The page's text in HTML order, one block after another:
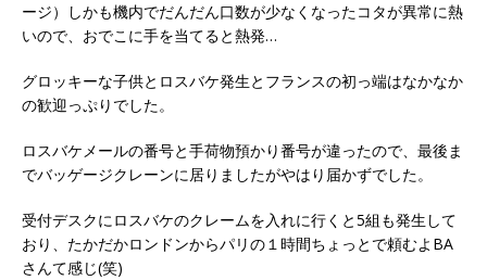
ージ）しかも機内でだんだん口数が少なくなったコタが異常に熱
いので、おでこに手を当てると熱発…
グロッキーな子供とロスバケ発生とフランスの初っ端はなかなか
の歓迎っぷりでした。
ロスバケメールの番号と手荷物預かり番号が違ったので、最後ま
でバッゲージクレーンに居りましたがやはり届かずでした。
受付デスクにロスバケのクレームを入れに行くと5組も発生して
おり、たかだかロンドンからパリの１時間ちょっとで頼むよBA
さんて感じ(笑)